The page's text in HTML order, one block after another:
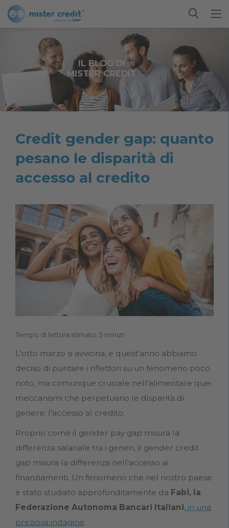
IL BLOG DI
MISTER CREDIT
Credit gender gap: quanto
pesano le disparità di
accesso al credito
Tempo di lettura stimato: 5 minuti
L'otto marzo si avvicina, e quest'anno abbiamo
deciso di puntare i riflettori su un fenomeno poco
noto, ma comunque cruciale nell'alimentare quei
meccanismi che perpetuano le disparità di
genere: l'accesso al credito.
Proprio come il gender pay gap misura la
differenza salariale tra i generi, il gender credit
gap misura la differenza nell'accesso ai
finanziamenti. Un fenomeno che nel nostro paese
è stato studiato approfonditamente da Fabi, la
Federazione Autonoma Bancari Italiani, in una
preziosa indagine.